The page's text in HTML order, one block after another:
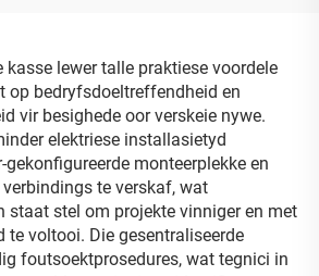
kasse lewer talle praktiese voordele
op bedryfsdoeltreffendheid en
vir besighede oor verskeie nywe.
elektriese installasietyd
monteerplekke en
te verskaf, wat
staat stel om projekte vinniger en met
te voltooi. Die gesentraliseerde
foutsoektprosedures, wat tegnici in